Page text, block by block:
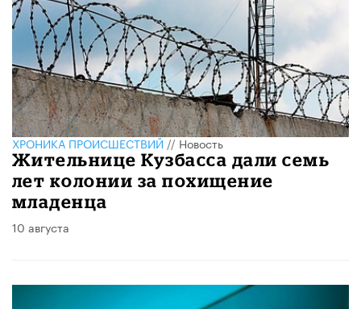
ХРОНИКА ПРОИСШЕСТВИЙ//Новость
Жительнице Кузбасса дали семь
лет колонии за похищение
младенца
10 августа